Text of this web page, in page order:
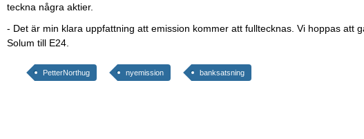
teckna några aktier.
- Det är min klara uppfattning att emission kommer att fulltecknas. Vi hoppas att
Solum till E24.
PetterNorthug nyemission banksatsning